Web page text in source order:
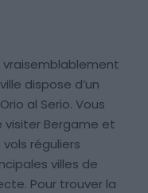
vraisemblablement
dispose d’un
al Serio. Vous
visiter Bergame et
vols réguliers
villes de
Pour trouver la